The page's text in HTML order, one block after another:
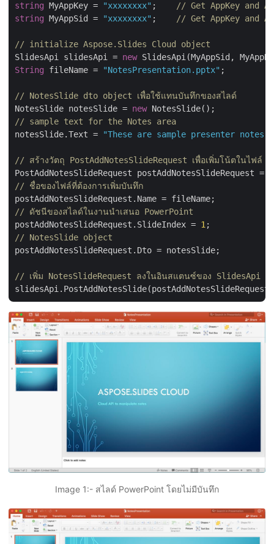
string MyAppKey = "xxxxxxxx" ; // Get AppKey and
string MyAppSid = "xxxxxxxx" ; // Get AppKey and
// initialize Aspose.Slides Cloud object
SlidesApi slidesApi = new
String fileName = "NotesPresentation.pptx"
// NotesSlide dto object เพื่อใช้แทนบันทึกของสไลด์
NotesSlide notesSlide = new
// sample text for the Notes area
notesSlide.Text =
"These are sample presenter notes
// สร้างวัตถุ PostAddNotesSlideRequest เพื่อเพิ่มโน้ตในไฟล์
PostAddNotesSlideRequest postAddNotesSlideRequest =
// ชื่อของไฟล์ที่ต้องการเพิ่มบันทึก
// ดัชนีของสไลด์ในงานนำเสนอ PowerPoint
postAddNotesSlideRequest.SlideIndex = 1
// NotesSlide object
postAddNotesSlideRequest.Dto = notesSlide;
// เพิ่ม NotesSlideRequest ลงในอินสแตนซ์ของ SlidesApi
Image 1:- สไลด์ PowerPoint โดยไม่มีบันทึก